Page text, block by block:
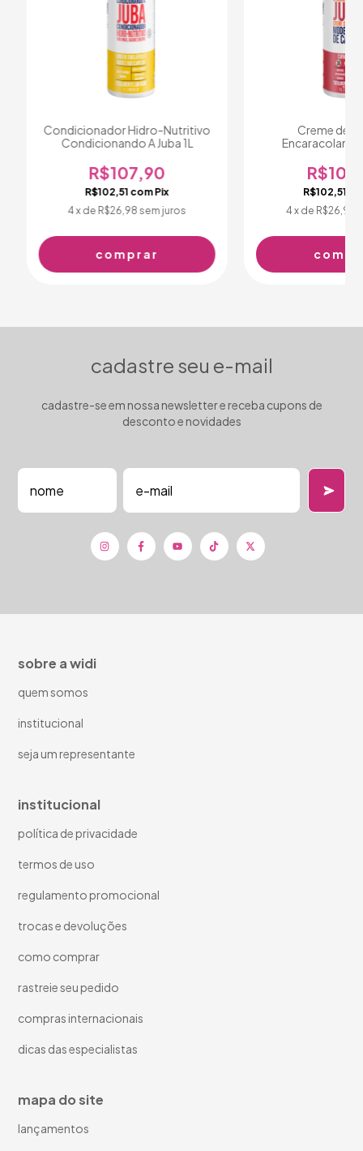
Condicionador Hidro-Nutritivo
Condicionando A Juba 1L
R$107,90
R$102,51 comPix
4x de R$26,98 sem juros
Creme de
Encaracolando
R$102,51
4 x de R$26,98
cadastre seu e-mail
cadastre-se em nossa newsletter e receba cupons de
desconto e novidades
sobre a widi
quem somos
institucional
seja um representante
institucional
política de privacidade
termos de uso
regulamento promocional
trocas e devoluções
como comprar
rastreie seu pedido
compras internacionais
dicas das especialistas
mapa do site
lançamentos